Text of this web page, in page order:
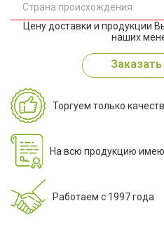
Страна происхождения
Цену доставки и продукции
наших
Торгуем только
На всю продукцию
Работаем с 1997 года